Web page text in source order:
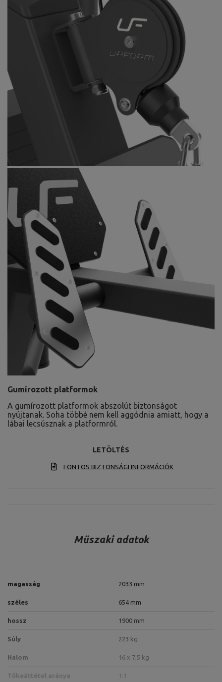
Gumírozott platformok
A gumírozott platformok abszolút biztonságot
nyújtanak. Soha többé nem kell aggódnia amiatt, hogy a
lábai lecsúsznak a platformról.
LETÖLTÉS
FONTOS BIZTONSÁGI INFORMÁCIÓK
Műszaki adatok
magasság 2033 mm
széles 654 mm
hossz 1900 mm
Súly 223 kg
Halom 16 x 7,5 kg
Tőkeáttétel aránya 1:1